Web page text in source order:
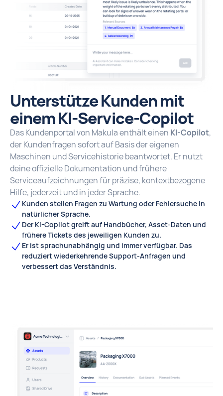
Unterstütze Kunden mit
einem KI-Service-Copilot
Das Kundenportal von Makula enthält einen KI-Copilot,
der Kundenfragen sofort auf Basis der eigenen
Maschinen und Servicehistorie beantwortet. Er nutzt
deine offizielle Dokumentation und frühere
Serviceaufzeichnungen für präzise, kontextbezogene
Hilfe, jederzeit und in jeder Sprache.
Kunden stellen Fragen zu Wartung oder Fehlersuche in
natürlicher Sprache.
Der KI-Copilot greift auf Handbücher, Asset-Daten und
frühere Tickets des jeweiligen Kunden zu.
Er ist sprachunabhängig und immer verfügbar. Das
reduziert wiederkehrende Support-Anfragen und
verbessert das Verständnis.